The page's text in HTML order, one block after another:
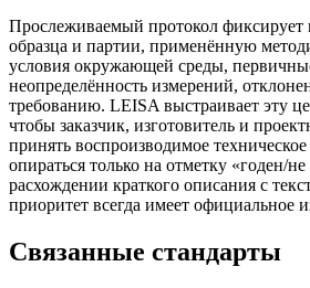
Прослеживаемый протокол
образца и партии, применённую
условия окружающей среды,
неопределённость измерений,
требованию. LEISA выстраивает эту
чтобы заказчик, изготовитель и
принять воспроизводимое
опираться только на отметку «годен/
расхождении краткого описания с
приоритет всегда имеет официальное
Связанные стандарты